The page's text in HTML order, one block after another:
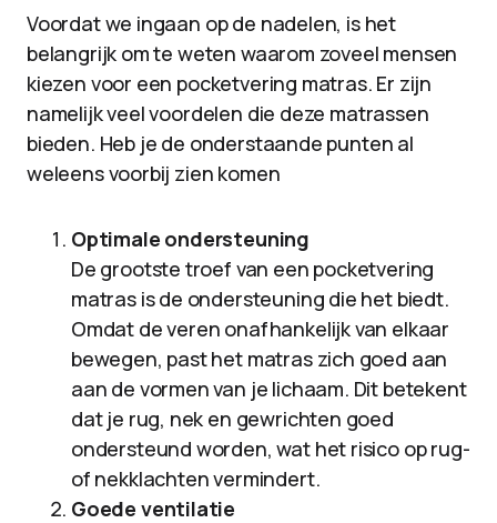
Voordat we ingaan op de nadelen, is het
belangrijk om te weten waarom zoveel mensen
kiezen voor een pocketvering matras. Er zijn
namelijk veel voordelen die deze matrassen
bieden. Heb je de onderstaande punten al
weleens voorbij zien komen
Optimale ondersteuning
De grootste troef van een pocketvering
matras is de ondersteuning die het biedt.
Omdat de veren onafhankelijk van elkaar
bewegen, past het matras zich goed aan
aan de vormen van je lichaam. Dit betekent
dat je rug, nek en gewrichten goed
ondersteund worden, wat het risico op rug-
of nekklachten vermindert.
Goede ventilatie